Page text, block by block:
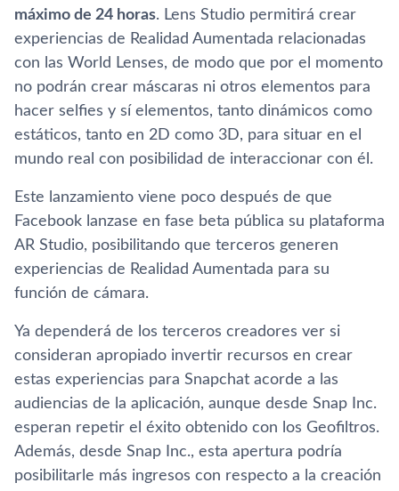
máximo de 24 horas. Lens Studio permitirá crear
experiencias de Realidad Aumentada relacionadas
con las World Lenses, de modo que por el momento
no podrán crear máscaras ni otros elementos para
hacer selfies y sí­ elementos, tanto dinámicos como
estáticos, tanto en 2D como 3D, para situar en el
mundo real con posibilidad de interaccionar con él.
Este lanzamiento viene poco después de que
Facebook lanzase en fase beta pública su plataforma
AR Studio, posibilitando que terceros generen
experiencias de Realidad Aumentada para su
función de cámara.
Ya dependerá de los terceros creadores ver si
consideran apropiado invertir recursos en crear
estas experiencias para Snapchat acorde a las
audiencias de la aplicación, aunque desde Snap Inc.
esperan repetir el éxito obtenido con los Geofiltros.
Además, desde Snap Inc., esta apertura podrí­a
posibilitarle más ingresos con respecto a la creación